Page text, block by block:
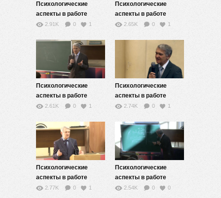
Психологические
аспекты в работе
преподавателя — 2
2.91K 0 1
Психологические
аспекты в работе
преподавателя — 3
2.65K 0 1
Психологические
аспекты в работе
преподавателя — 4
2.61K 0 1
Психологические
аспекты в работе
преподавателя — 5
2.74K 0 1
Психологические
аспекты в работе
преподавателя — 6
2.77K 0 1
Психологические
аспекты в работе
преподавателя — 7
2.54K 0 0